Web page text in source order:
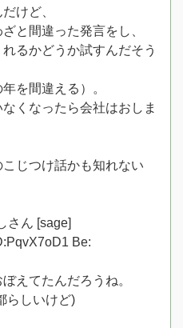
けど、
と間違った発言をし、
るかどうか試すんだそう
を間違える）。
くなったら会社はおしま
じつけ話かも知れない
さん [sage]
Be:
えてたんだろうね。
らしいけど)